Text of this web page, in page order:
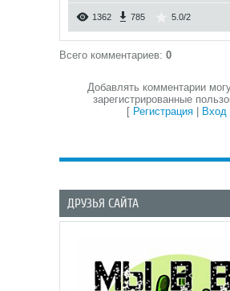
1362 785 5.0/2
Всего комментариев: 0
Добавлять комментарии
зарегистрированные
[ Регистрация| Вход
ДРУЗЬЯ САЙТА